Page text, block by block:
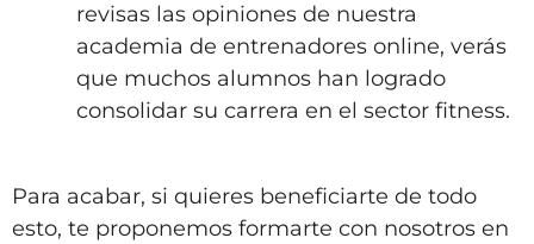
revisas las opiniones de nuestra
academia de entrenadores online, verás
que muchos alumnos han logrado
consolidar su carrera en el sector fitness.
Para acabar, si quieres beneficiarte de todo
esto, te proponemos formarte con nosotros en